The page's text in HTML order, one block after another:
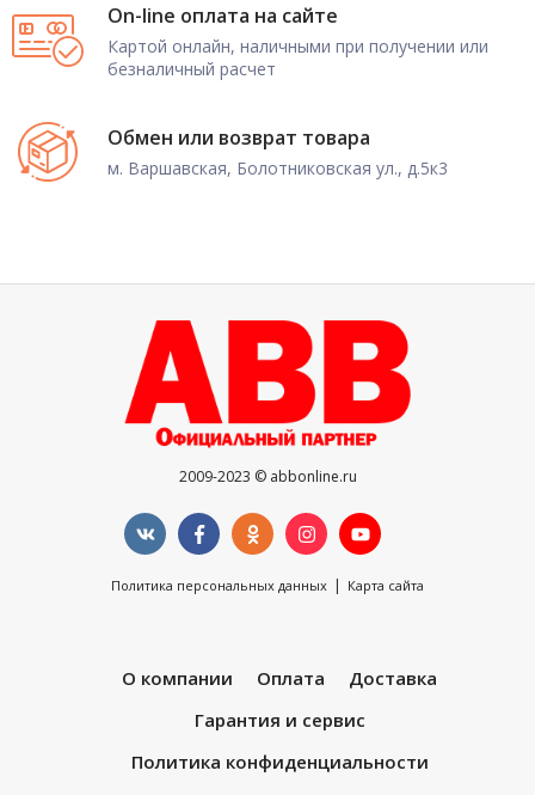
On-line оплата на сайте
Картой онлайн, наличными при получении или
безналичный расчет
Обмен или возврат товара
м. Варшавская, Болотниковская ул., д.5к3
2009-2023 © abbonline.ru
Политика персональных данных | Карта сайта
О компании Оплата
Доставка
Гарантия и сервис
Политика конфиденциальности